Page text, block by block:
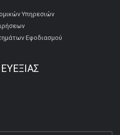
Υπηρεσιών
Εφοδιασμού